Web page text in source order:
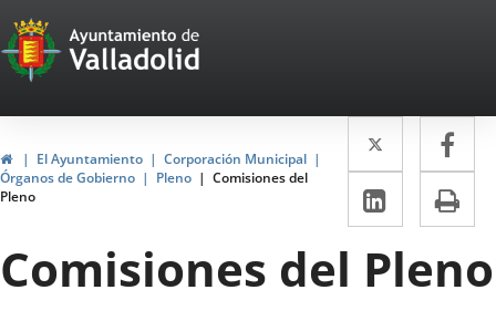
Portal
Web
del
Ayuntamiento
de
Valladolid
InicioEl Ayuntamiento
Corporación Municipal
Órganos de Gobierno
Pleno
Comisiones del
Pleno
Twitter
Enlace
a
una
externa.
a
LinkedIn
Enlace
a
una
Comisiones del Pleno